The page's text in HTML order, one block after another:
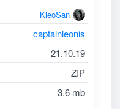
KleoSan
captainleonis
21.10.19
ZIP
3.6 mb